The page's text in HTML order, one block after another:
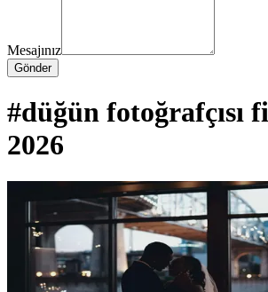
Mesajınız
Gönder
#düğün fotoğrafçısı
2026